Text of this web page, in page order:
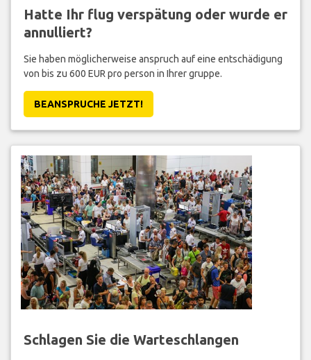
Hatte Ihr flug verspätung oder wurde er
annulliert?
Sie haben möglicherweise anspruch auf eine entschädigung
von bis zu 600 EUR pro person in Ihrer gruppe.
BEANSPRUCHE JETZT!
Schlagen Sie die Warteschlangen